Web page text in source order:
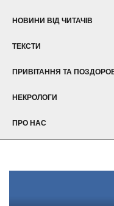
НОВИНИ ВІД ЧИТАЧІВ
ТЕКСТИ
ПРИВІТАННЯ ТА
НЕКРОЛОГИ
ПРО НАС